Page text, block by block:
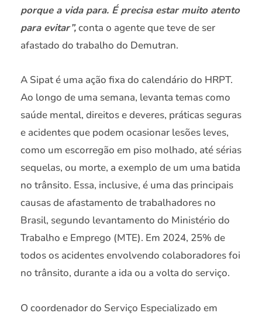
porque a vida para. É precisa estar muito atento
para evitar”,conta o agente que teve de ser
afastado do trabalho do Demutran.
A Sipat é uma ação fixa do calendário do HRPT.
Ao longo de uma semana, levanta temas como
saúde mental, direitos e deveres, práticas seguras
e acidentes que podem ocasionar lesões leves,
como um escorregão em piso molhado, até sérias
sequelas, ou morte, a exemplo de um uma batida
no trânsito. Essa, inclusive, é uma das principais
causas de afastamento de trabalhadores no
Brasil, segundo levantamento do Ministério do
Trabalho e Emprego (MTE). Em 2024, 25% de
todos os acidentes envolvendo colaboradores foi
no trânsito, durante a ida ou a volta do serviço.
O coordenador do Serviço Especializado em